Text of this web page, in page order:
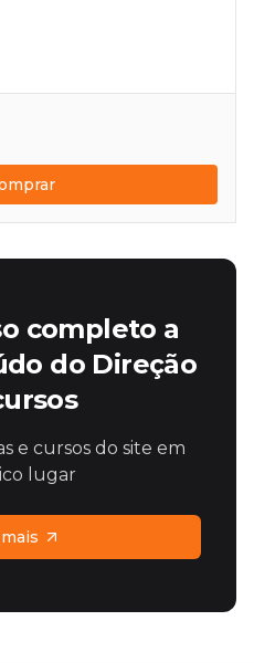
completo a
do Direção
e cursos do site em
lugar